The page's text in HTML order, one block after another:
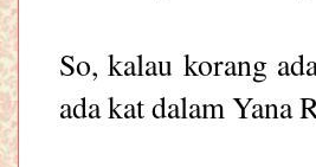
So, kalau korang
ada kat dalam Yana